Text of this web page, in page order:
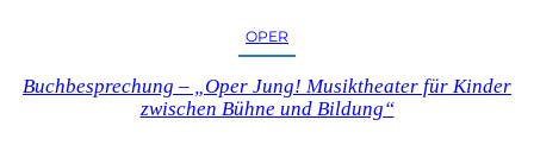
OPER
Buchbesprechung – „Oper Jung! Musiktheater für Kinder
zwischen Bühne und Bildung“